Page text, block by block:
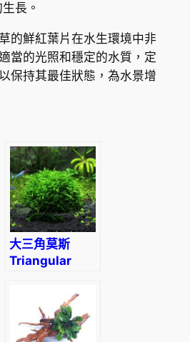
長。
的鮮紅葉片在水生環境中非
當的光照和穩定的水質，定
保持其最佳狀態，為水景增
大三角莫斯
Triangular
(Vesicularia
sp. ‘triangle’)